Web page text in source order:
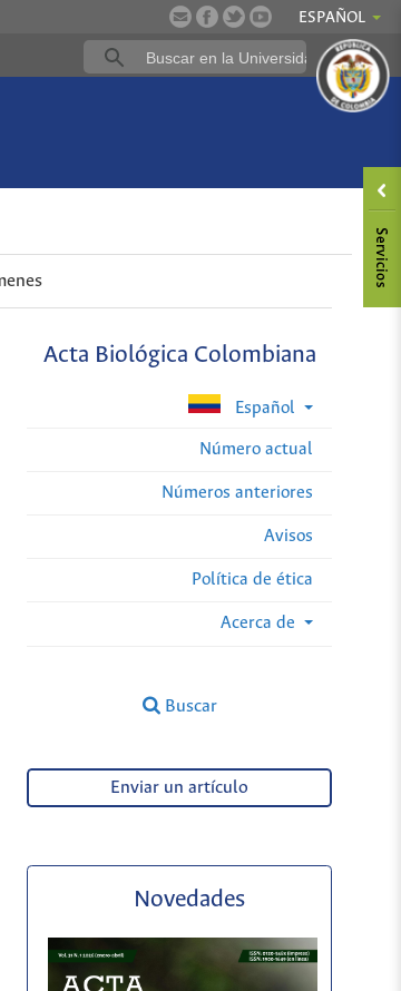
ESPAÑOL
Acta Biológica Colombiana
Español
Número actual
Números anteriores
Avisos
Política de ética
Acerca de
Buscar
Enviar un artículo
Novedades